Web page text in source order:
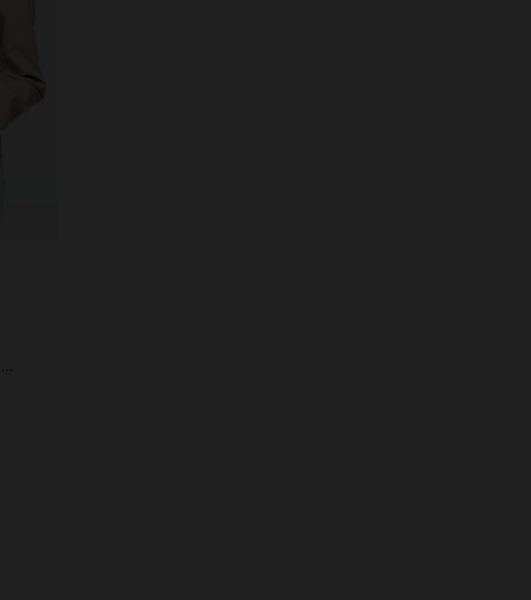
Blouson en cuir racing écru femme